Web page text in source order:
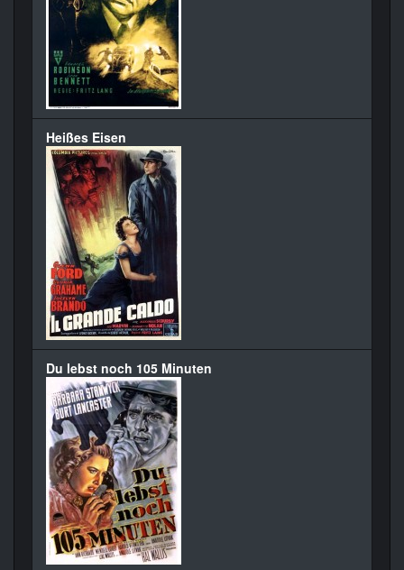
Heißes Eisen
Du lebst noch 105 Minuten